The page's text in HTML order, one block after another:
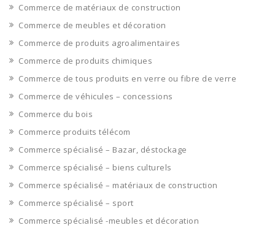
Commerce de matériaux de construction
Commerce de meubles et décoration
Commerce de produits agroalimentaires
Commerce de produits chimiques
Commerce de tous produits en verre ou fibre de verre
Commerce de véhicules – concessions
Commerce du bois
Commerce produits télécom
Commerce spécialisé – Bazar, déstockage
Commerce spécialisé – biens culturels
Commerce spécialisé – matériaux de construction
Commerce spécialisé – sport
Commerce spécialisé -meubles et décoration